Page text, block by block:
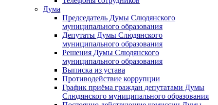
Дума
Председатель Думы Слюдянского
муниципального образования
Депутаты Думы Слюдянского
муниципального образования
Решения Думы Слюдянского
муниципального образования
Выписка из устава
Противодействие коррупции
График приёма граждан депутатами Думы
Слюдянского муниципального образования